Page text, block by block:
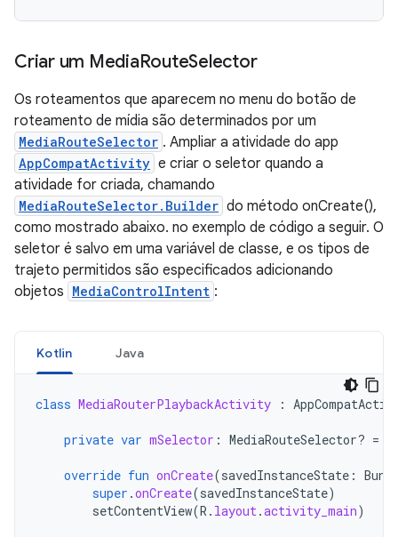
Criar um MediaRouteSelector
Os roteamentos que aparecem no menu do botão de
roteamento de mídia são determinados por um
MediaRouteSelector . Ampliar a atividade do app
AppCompatActivity e criar o seletor quando a
atividade for criada, chamando
MediaRouteSelector.Builder do método onCreate(),
como mostrado abaixo. no exemplo de código a seguir. O
seletor é salvo em uma variável de classe, e os tipos de
trajeto permitidos são especificados adicionando
objetos MediaControlIntent :
Kotlin Java
class MediaRouterPlaybackActivity :
private var mSelector : MediaRouteSelector? =
override fun onCreate(savedInstanceState :
super .onCreate(savedInstanceState)
setContentView(R . layout.activity_main)